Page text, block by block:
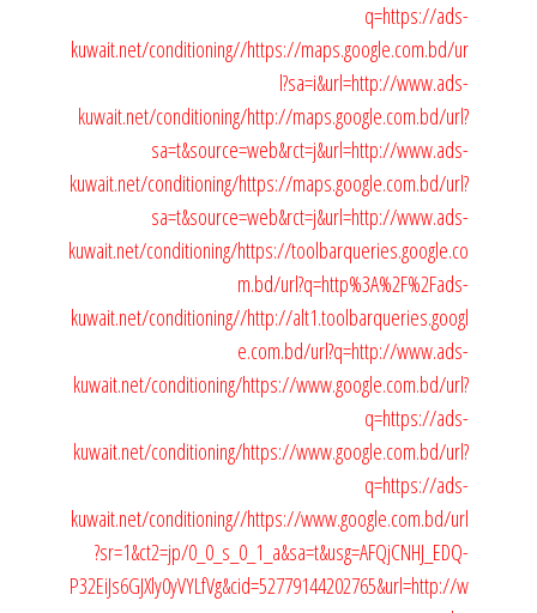
q=https://ads-
kuwait.net/conditioning//https://maps.google.com.bd/ur
l?sa=i&url=http://www.ads-
kuwait.net/conditioning/http://maps.google.com.bd/url?
sa=t&source=web&rct=j&url=http://www.ads-
kuwait.net/conditioning/https://maps.google.com.bd/url?
sa=t&source=web&rct=j&url=http://www.ads-
kuwait.net/conditioning/https://toolbarqueries.google.co
m.bd/url?q=http%3A%2F%2Fads-
kuwait.net/conditioning//http://alt1.toolbarqueries.googl
e.com.bd/url?q=http://www.ads-
kuwait.net/conditioning/https://www.google.com.bd/url?
q=https://ads-
kuwait.net/conditioning/https://www.google.com.bd/url?
q=https://ads-
kuwait.net/conditioning//https://www.google.com.bd/url
?sr=1&ct2=jp/0_0_s_0_1_a&sa=t&usg=AFQjCNHJ_EDQ-
P32EiJs6GJXly0yVYLfVg&cid=52779144202765&url=http://w